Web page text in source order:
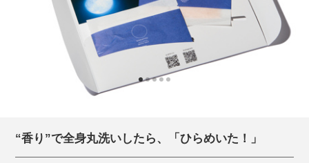
“香り”で全身丸洗いしたら、「ひらめいた！」